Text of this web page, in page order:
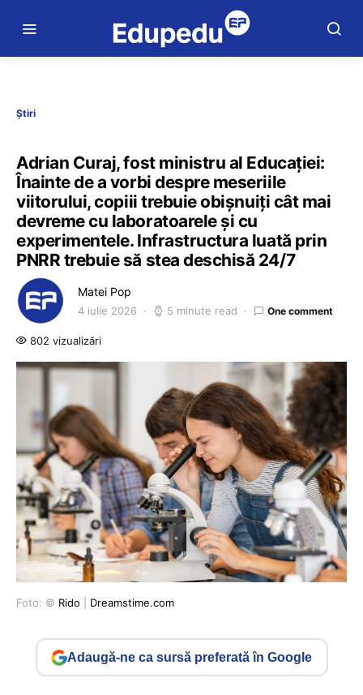
Știri
Adrian Curaj, fost ministru al Educației:
Înainte de a vorbi despre meseriile
viitorului, copiii trebuie obișnuiți cât mai
devreme cu laboratoarele și cu
experimentele. Infrastructura luată prin
PNRR trebuie să stea deschisă 24/7
Matei Pop
4 iulie 2026 5 minute read One comment
802 vizualizări
Foto: © Rido Dreamstime.com
Adaugă-ne ca sursă preferată în Google